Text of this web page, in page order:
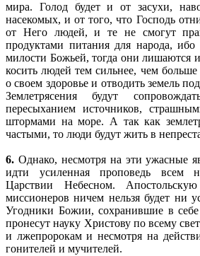
мира. Голод будет и от засухи,
насекомых, и от того, что Господь
от Него людей, и те не смогут
продуктами питания для народа,
милости Божьей, тогда они лишаются
косить людей тем сильнее, чем больше
о своем здоровье и отводить земель
Землетрясения будут
пересыханием источников,
штормами на море. А так как
частыми, то люди будут жить в
6. Однако, несмотря на эти ужасные
идти усиленная проповедь всем
Царствии Небесном.
миссионеров ничем нельзя будет ни
Угодники Божии, сохранившие в
пронесут науку Христову по всему
и лжепророкам и несмотря на
гонителей и мучителей.